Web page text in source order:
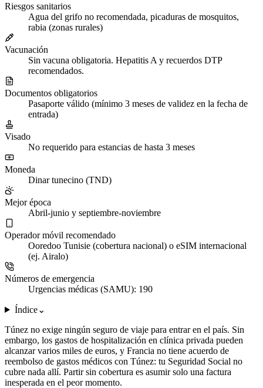
Riesgos sanitarios
Agua del grifo no recomendada, picaduras de mosquitos,
rabia (zonas rurales)
Vacunación
Sin vacuna obligatoria. Hepatitis A y recuerdos DTP
recomendados.
Documentos obligatorios
Pasaporte válido (mínimo 3 meses de validez en la fecha de
entrada)
Visado
No requerido para estancias de hasta 3 meses
Moneda
Dinar tunecino (TND)
Mejor época
Abril-junio y septiembre-noviembre
Operador móvil recomendado
Ooredoo Tunisie (cobertura nacional) o eSIM internacional
(ej. Airalo)
Números de emergencia
Urgencias médicas (SAMU): 190
Índice⌄
Túnez no exige ningún seguro de viaje para entrar en el país. Sin
embargo, los gastos de hospitalización en clínica privada pueden
alcanzar varios miles de euros, y Francia no tiene acuerdo de
reembolso de gastos médicos con Túnez: tu Seguridad Social no
cubre nada allí. Partir sin cobertura es asumir solo una factura
inesperada en el peor momento.